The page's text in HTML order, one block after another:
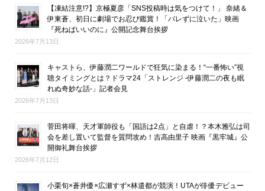
【凍結注意!?】京極夏彦「SNS投稿時は気をつけて！」 奈緒＆
伊東蒼、初日に劇場でお忍び鑑賞！「バレずに泣いた」映画
『死ねばいいのに』公開記念舞台挨拶
2026年7月13日
キャストら、伊藤潤二ワールドで狂気に染まる！“一番怖い”視
聴タイミングとは？ドラマ24「ストレンジ -伊藤潤二の夜も眠
れぬ奇妙な話-」記者会見
2026年7月13日
菅田将暉、天才軍師役も「国語は2点」と自虐！？本木雅弘は司
会を差し置いて監督を質問攻め！吉高由里子 映画『黒牢城』公
開御礼舞台挨拶
2026年7月12日
小栗旬×蒼井優×広瀬すず×林遣都が競演！UTAが俳優デビュー